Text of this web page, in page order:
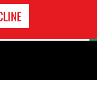
CONTATO